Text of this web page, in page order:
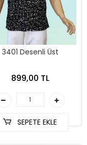
3401 Desenli Üst
899,00 TL
SEPETE EKLE